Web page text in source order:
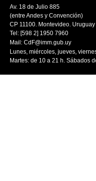
Av. 18 de Julio 885
(entre Andes y Convención)
CP 11100. Montevideo. Uruguay
Tel: [598 2] 1950 7960
Mail: CdF@imm.gub.uy
Lunes, miércoles, jueves,
Martes: de 10 a 21 h. Sábados